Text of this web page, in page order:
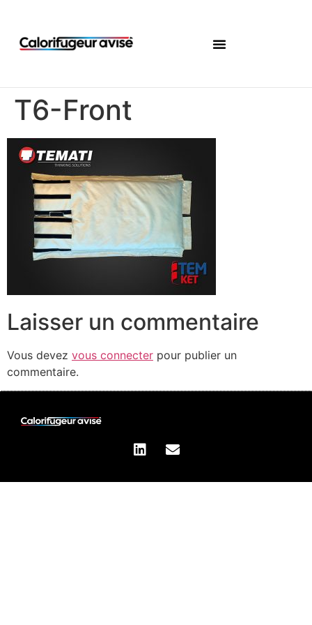
T6-Front
Laisser un commentaire
Vous devez vous connecter pour publier un
commentaire.